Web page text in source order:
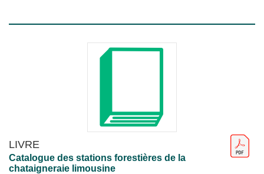
LIVRE
Catalogue des stations forestières de la
chataigneraie limousine